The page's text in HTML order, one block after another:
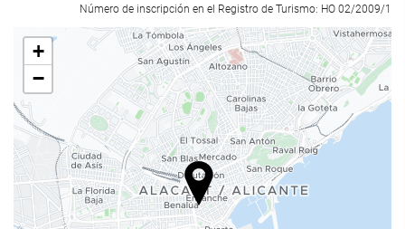
Adaptado para personas con movilidad reducida
Habitaciones No fumadores
Hotel no fumadores
Habitaciones hipoalergénicas
No admite mascotas
Comida y bebida
Restaurante a la carta
Número de inscripción en el Registro de Turismo: HO 02/2009/1
+
−